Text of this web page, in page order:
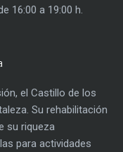
16:00 a 19:00 h.
el Castillo de los
Su rehabilitación
su riqueza
para actividades